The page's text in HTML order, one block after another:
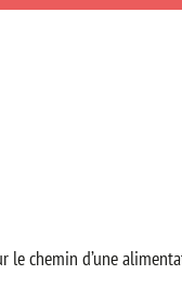
le chemin d’une